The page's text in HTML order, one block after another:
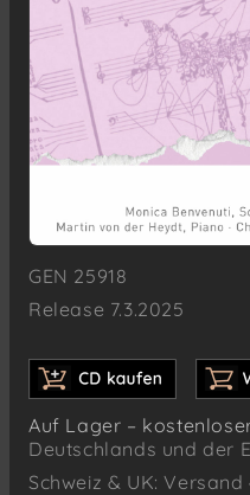
GEN 25918
Release 7.3.2025
Auf Lager –
Deutschlands und der
Schweiz & UK: Versand